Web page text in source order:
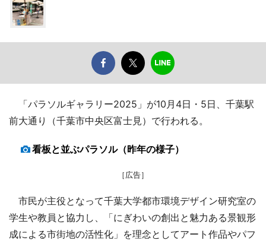
「パラソルギャラリー2025」が10月4日・5日、千葉駅
前大通り（千葉市中央区富士見）で行われる。
看板と並ぶパラソル（昨年の様子）
［広告］
市民が主役となって千葉大学都市環境デザイン研究室の
学生や教員と協力し、「にぎわいの創出と魅力ある景観形
成による市街地の活性化」を理念としてアート作品やパフ